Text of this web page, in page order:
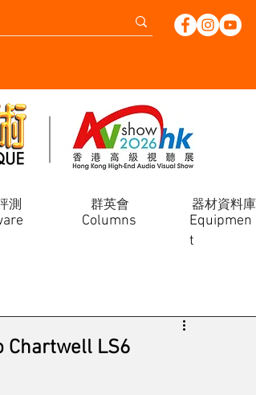
測 群英會 器材資料庫
Equipmen
t
Columns
Chartwell LS6